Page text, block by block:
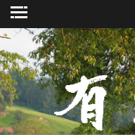
Skip
to
content